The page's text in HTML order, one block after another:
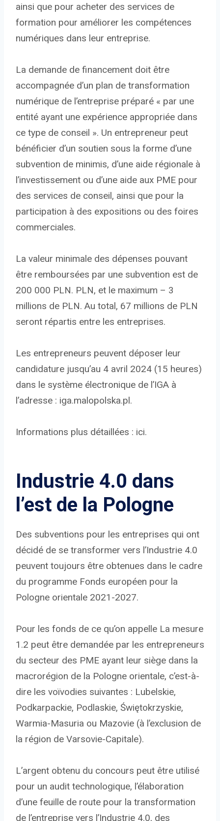
ainsi que pour acheter des services de
formation pour améliorer les compétences
numériques dans leur entreprise.
La demande de financement doit être
accompagnée d’un plan de transformation
numérique de l’entreprise préparé « par une
entité ayant une expérience appropriée dans
ce type de conseil ». Un entrepreneur peut
bénéficier d’un soutien sous la forme d’une
subvention de minimis, d’une aide régionale à
l’investissement ou d’une aide aux PME pour
des services de conseil, ainsi que pour la
participation à des expositions ou des foires
commerciales.
La valeur minimale des dépenses pouvant
être remboursées par une subvention est de
200 000 PLN. PLN, et le maximum – 3
millions de PLN. Au total, 67 millions de PLN
seront répartis entre les entreprises.
Les entrepreneurs peuvent déposer leur
candidature jusqu’au 4 avril 2024 (15 heures)
dans le système électronique de l’IGA à
l’adresse : iga.malopolska.pl.
Informations plus détaillées : ici.
Industrie 4.0 dans
l’est de la Pologne
Des subventions pour les entreprises qui ont
décidé de se transformer vers l’Industrie 4.0
peuvent toujours être obtenues dans le cadre
du programme Fonds européen pour la
Pologne orientale 2021-2027.
Pour les fonds de ce qu’on appelle La mesure
1.2 peut être demandée par les entrepreneurs
du secteur des PME ayant leur siège dans la
macrorégion de la Pologne orientale, c’est-à-
dire les voïvodies suivantes : Lubelskie,
Podkarpackie, Podlaskie, Świętokrzyskie,
Warmia-Masuria ou Mazovie (à l’exclusion de
la région de Varsovie-Capitale).
L’argent obtenu du concours peut être utilisé
pour un audit technologique, l’élaboration
d’une feuille de route pour la transformation
de l’entreprise vers l’Industrie 4.0, des